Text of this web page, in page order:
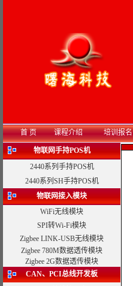
首 页 课程介绍 培训报名
物联网手持POS机
2440系列手持POS机
2440系列SH手持POS机
物联网接入模块
WiFi无线模块
SPI转Wi-Fi模块
Zigbee LINK-USB无线模块
Zigbee 780M数据透传模块
Zigbee 2G数据透传模块
CAN、PCI总线开发板